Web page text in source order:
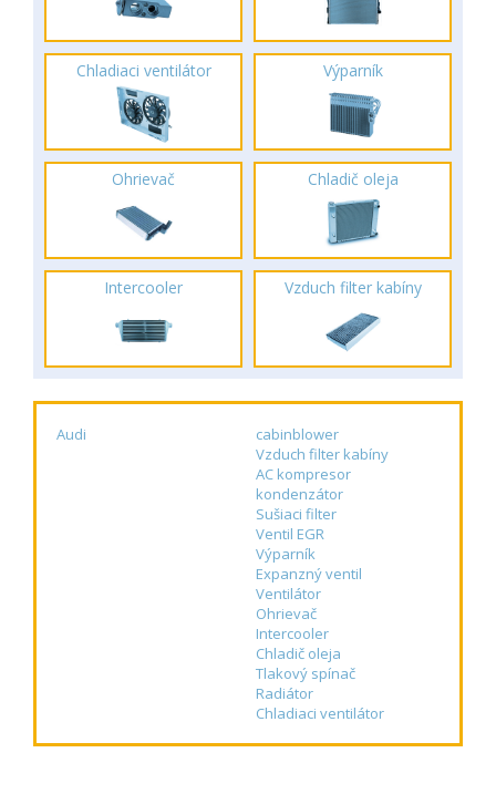
Chladiaci ventilátor Výparník
Ohrievač Chladič oleja
Intercooler Vzduch filter kabíny
Audi
cabinblower
Vzduch filter kabíny
AC kompresor
kondenzátor
Sušiaci filter
Ventil EGR
Výparník
Expanzný ventil
Ventilátor
Ohrievač
Intercooler
Chladič oleja
Tlakový spínač
Radiátor
Chladiaci ventilátor